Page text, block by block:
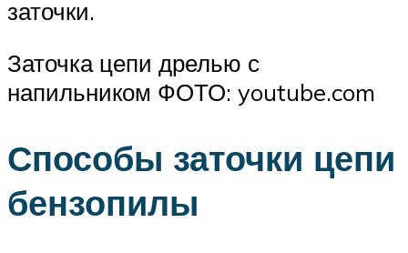
заточки.
Заточка цепи дрелью с
напильником ФОТО: youtube.com
Способы заточки цепи
бензопилы